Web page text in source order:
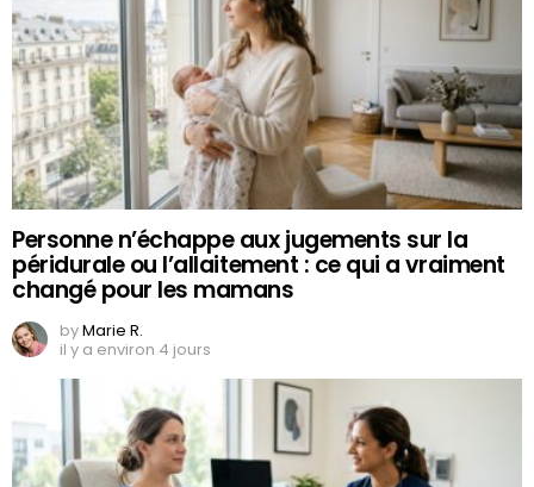
Personne n’échappe aux jugements sur la
péridurale ou l’allaitement : ce qui a vraiment
changé pour les mamans
byMarie R.
il y a environ 4 jours